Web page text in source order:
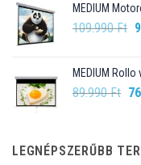
MEDIUM
109.990Ft
MEDIUM
89.990Ft
LEGNÉPSZERŰBB